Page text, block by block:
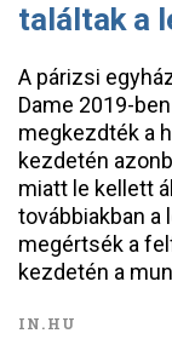
találtak a
A párizsi
Dame 2019-
megkezdték a
kezdetén
miatt le kellett
továbbiakban a
megértsék a
kezdetén a
IN.HU